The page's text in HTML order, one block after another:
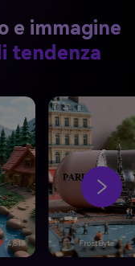
e immagine
tendenza
4,815 FrostByte